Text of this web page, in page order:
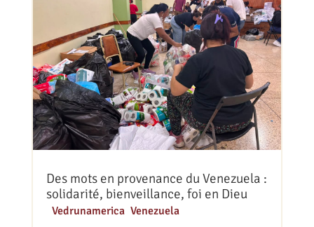
Des mots en provenance du Venezuela :
solidarité, bienveillance, foi en Dieu
Vedrunamerica, Venezuela